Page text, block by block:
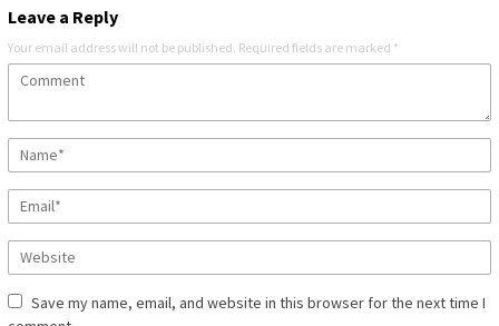
Leave a Reply
Your email address will not be published. Required fields are marked *
Save my name, email, and website in this browser for the next time I